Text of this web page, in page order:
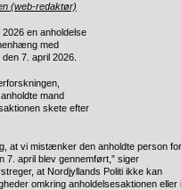
(web-redaktør)
en anholdelse
med
7. april 2026.
mand
skete efter
at vi mistænker den anholdte person for
7. april blev gennemført,” siger
at Nordjyllands Politi ikke kan
omkring anholdelsesaktionen eller i